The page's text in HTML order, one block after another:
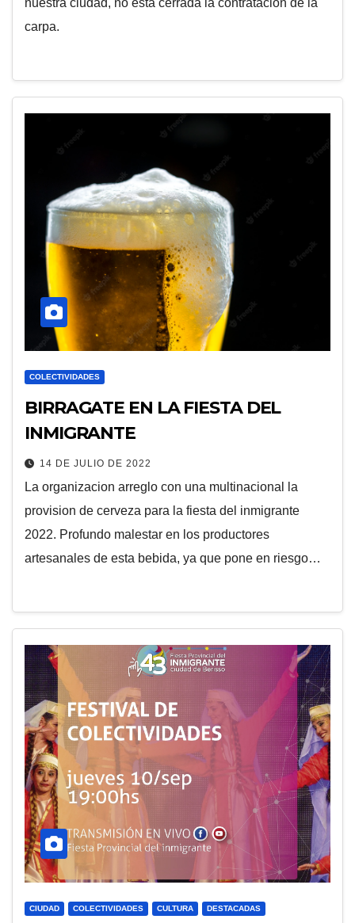
nuestra ciudad, no esta cerrada la contratacion de la
carpa.
COLECTIVIDADES
BIRRAGATE EN LA FIESTA DEL
INMIGRANTE
14 DE JULIO DE 2022
La organizacion arreglo con una multinacional la
provision de cerveza para la fiesta del inmigrante
2022. Profundo malestar en los productores
artesanales de esta bebida, ya que pone en riesgo…
CIUDAD COLECTIVIDADES CULTURA DESTACADAS